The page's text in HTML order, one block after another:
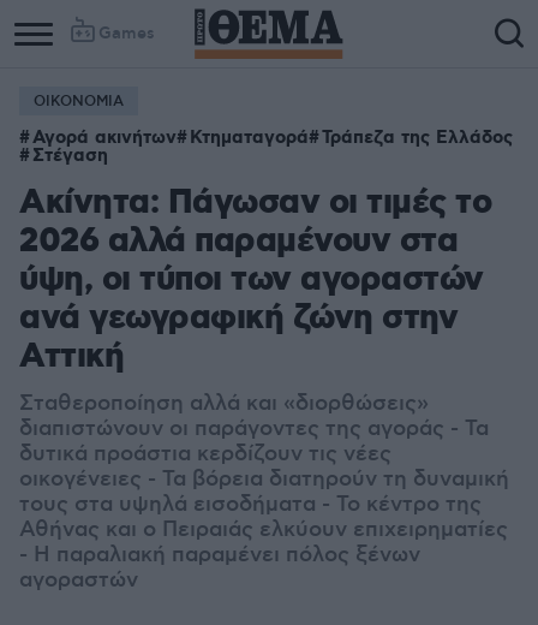
Games
ΟΙΚΟΝΟΜΙΑ
Αγορά ακινήτων Κτηματαγορά Τράπεζα της Ελλάδος
Στέγαση
Ακίνητα: Πάγωσαν οι τιμές το
2026 αλλά παραμένουν στα
ύψη, οι τύποι των αγοραστών
ανά γεωγραφική ζώνη στην
Αττική
Σταθεροποίηση αλλά και «διορθώσεις»
διαπιστώνουν οι παράγοντες της αγοράς - Τα
δυτικά προάστια κερδίζουν τις νέες
οικογένειες - Τα βόρεια διατηρούν τη δυναμική
τους στα υψηλά εισοδήματα - Το κέντρο της
Αθήνας και ο Πειραιάς ελκύουν επιχειρηματίες
- Η παραλιακή παραμένει πόλος ξένων
αγοραστών